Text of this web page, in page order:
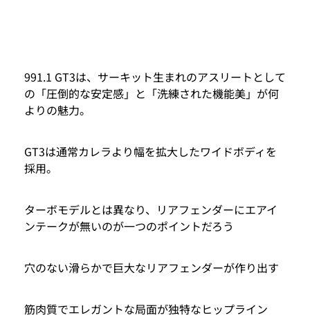
991.1 GT3は、サーキット生まれのアスリートとして
の「圧倒的な安定感」と「洗練された機能美」が何
よりの魅力。
GT3は通常カレラより幅を拡大したワイドボディを
採用。
ターボモデルとは異なり、リアフェンダーにエアイ
ンテークが無いのが一つのポイントだろう
穴のない滑らかで巨大なリアフェンダーが作り出す
筋肉質でエレガントな局面が独特なヒップライン